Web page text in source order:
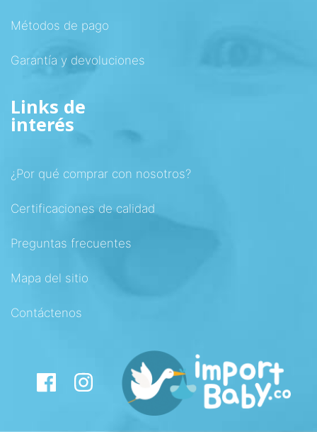
Métodos de pago
Garantía y devoluciones
Links de
interés
¿Por qué comprar con nosotros?
Certificaciones de calidad
Preguntas frecuentes
Mapa del sitio
Contáctenos